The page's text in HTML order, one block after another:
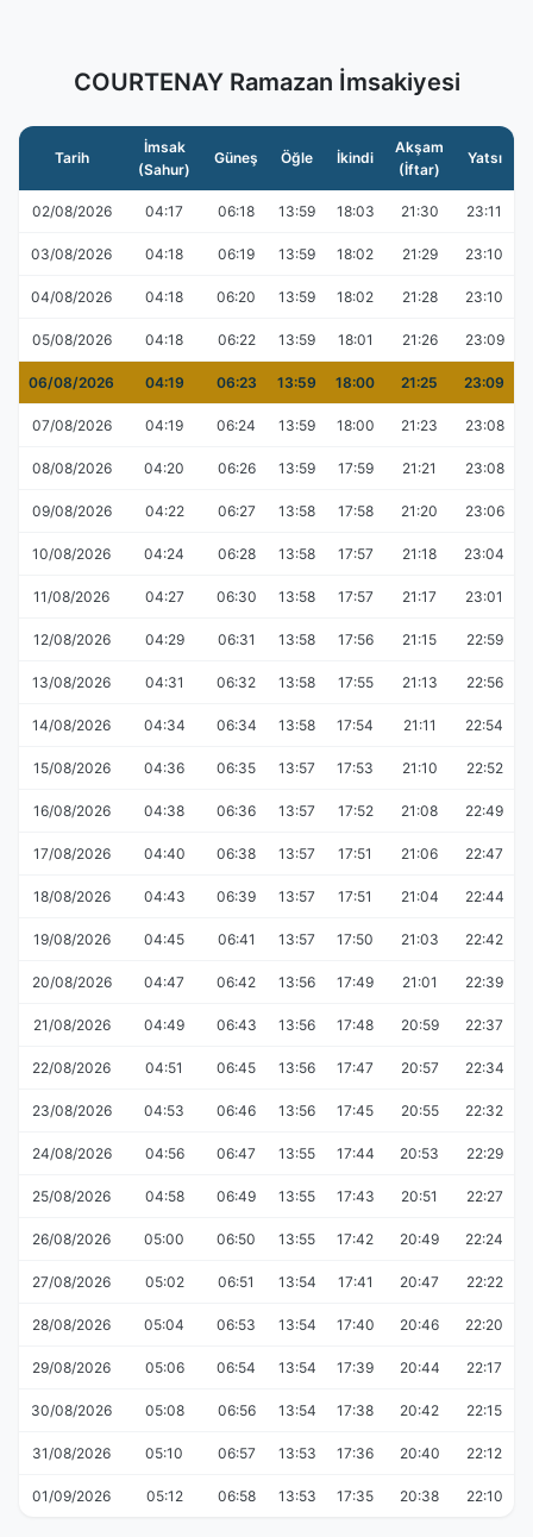
COURTENAY Ramazan İmsakiyesi
Tarih
İmsak
(Sahur)
Güneş Öğle İkindi
Akşam
(İftar)
Yatsı
02/08/2026 04:17 06:18 13:59 18:03 21:30 23:11
03/08/2026 04:18 06:19 13:59 18:02 21:29 23:10
04/08/2026 04:18 06:20 13:59 18:02 21:28 23:10
05/08/2026 04:18 06:22 13:59 18:01 21:26 23:09
06/08/2026 04:19 06:23 13:59 18:00 21:25 23:09
07/08/2026 04:19 06:24 13:59 18:00 21:23 23:08
08/08/2026 04:20 06:26 13:59 17:59 21:21 23:08
09/08/2026 04:22 06:27 13:58 17:58 21:20 23:06
10/08/2026 04:24 06:28 13:58 17:57 21:18 23:04
11/08/2026 04:27 06:30 13:58 17:57 21:17 23:01
12/08/2026 04:29 06:31 13:58 17:56 21:15 22:59
13/08/2026 04:31 06:32 13:58 17:55 21:13 22:56
14/08/2026 04:34 06:34 13:58 17:54 21:11 22:54
15/08/2026 04:36 06:35 13:57 17:53 21:10 22:52
16/08/2026 04:38 06:36 13:57 17:52 21:08 22:49
17/08/2026 04:40 06:38 13:57 17:51 21:06 22:47
18/08/2026 04:43 06:39 13:57 17:51 21:04 22:44
19/08/2026 04:45 06:41 13:57 17:50 21:03 22:42
20/08/2026 04:47 06:42 13:56 17:49 21:01 22:39
21/08/2026 04:49 06:43 13:56 17:48 20:59 22:37
22/08/2026 04:51 06:45 13:56 17:47 20:57 22:34
23/08/2026 04:53 06:46 13:56 17:45 20:55 22:32
24/08/2026 04:56 06:47 13:55 17:44 20:53 22:29
25/08/2026 04:58 06:49 13:55 17:43 20:51 22:27
26/08/2026 05:00 06:50 13:55 17:42 20:49 22:24
27/08/2026 05:02 06:51 13:54 17:41 20:47 22:22
28/08/2026 05:04 06:53 13:54 17:40 20:46 22:20
29/08/2026 05:06 06:54 13:54 17:39 20:44 22:17
30/08/2026 05:08 06:56 13:54 17:38 20:42 22:15
31/08/2026 05:10 06:57 13:53 17:36 20:40 22:12
01/09/2026 05:12 06:58 13:53 17:35 20:38 22:10